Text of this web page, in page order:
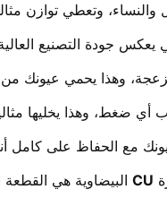
والنساء، وتعطي توازن
يعكس جودة التصنيع
وهذا يحمي عيونك
أي ضغط، وهذا يخليها
مع الحفاظ على كامل
CU